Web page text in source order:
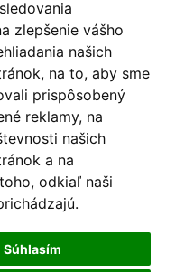
zlepšenie vášho
našich
na to, aby sme
prispôsobený
reklamy, na
našich
a na
odkiaľ naši
Súhlasím
sa dovozom a
aj štýlového
u Berouna
Poruba